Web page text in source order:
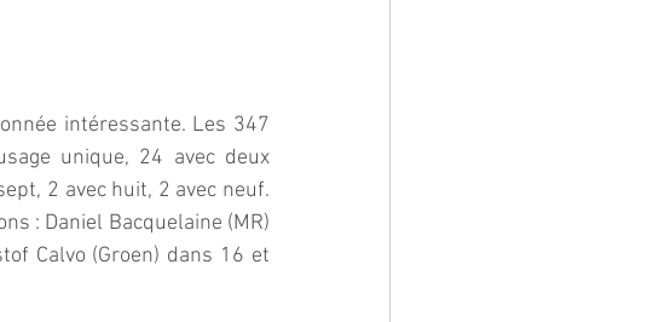
intéressante. Les 347
unique, 24 avec deux
2 avec huit, 2 avec neuf.
: Daniel Bacquelaine (MR)
Calvo (Groen) dans 16 et